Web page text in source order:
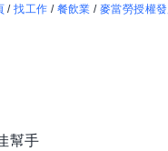
/找工作 / 餐飲業 /麥當勞授權
幫手